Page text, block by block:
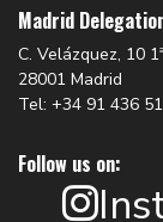
Madrid
C. Velázquez, 10
28001 Madrid
Tel: +34 91 436
Follow us on: